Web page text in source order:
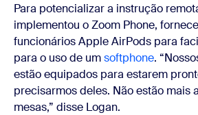
Para potencializar a instrução
implementou o Zoom Phone,
funcionários Apple AirPods para
para o uso de umsoftphone.
estão equipados para estarem
precisarmos deles. Não estão mais
mesas,” disse Logan.